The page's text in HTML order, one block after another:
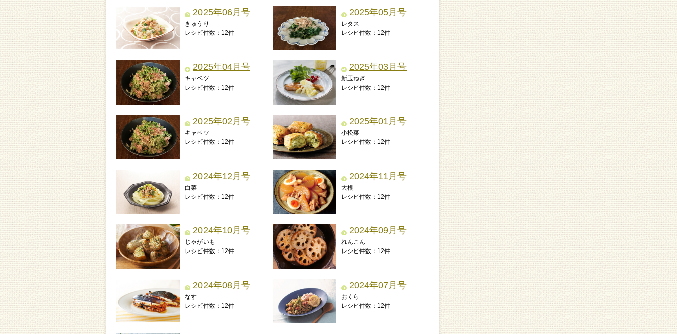
2025年06月号
きゅうり
レシピ件数：12件
2025年05月号
レタス
レシピ件数：12件
2025年04月号
キャベツ
レシピ件数：12件
2025年03月号
新玉ねぎ
レシピ件数：12件
2025年02月号
キャベツ
レシピ件数：12件
2025年01月号
小松菜
レシピ件数：12件
2024年12月号
白菜
レシピ件数：12件
2024年11月号
大根
レシピ件数：12件
2024年10月号
じゃがいも
レシピ件数：12件
2024年09月号
れんこん
レシピ件数：12件
2024年08月号
なす
レシピ件数：12件
2024年07月号
おくら
レシピ件数：12件